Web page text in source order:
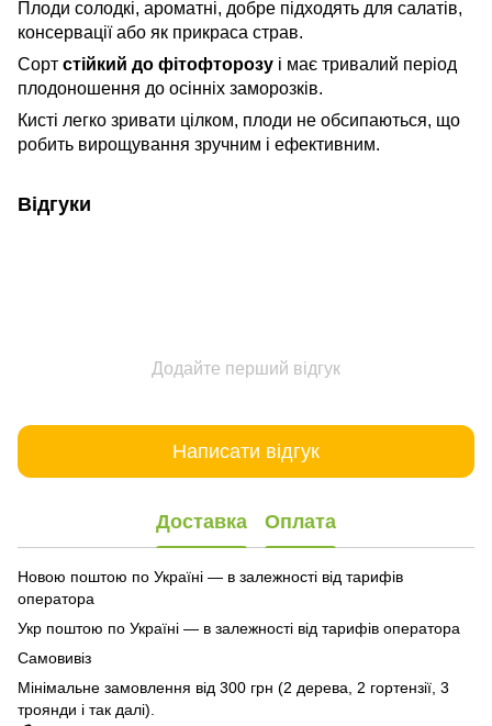
Плоди солодкі, ароматні, добре підходять для салатів,
консервації або як прикраса страв.
Сорт стійкий до фітофторозу і має тривалий період
плодоношення до осінніх заморозків.
Кисті легко зривати цілком, плоди не обсипаються, що
робить вирощування зручним і ефективним.
Відгуки
Додайте перший відгук
Написати відгук
Доставка Оплата
Новою поштою по Україні — в залежності від тарифів
оператора
Укр поштою по Україні — в залежності від тарифів оператора
Самовивіз
Мінімальне замовлення від 300 грн (2 дерева, 2 гортензії, 3
троянди і так далі).